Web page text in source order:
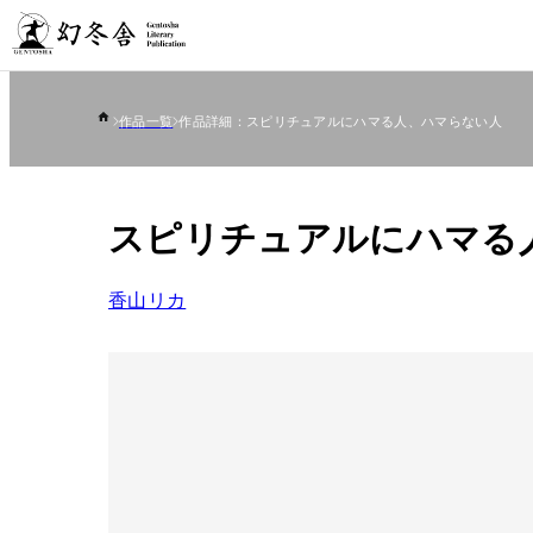
作品一覧 作品詳細：スピリチュアルにハマる人、ハマらない人
スピリチュアルにハマる
香山リカ